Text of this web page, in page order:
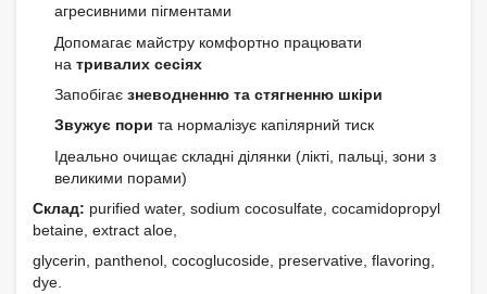
агресивними пігментами
Допомагає майстру комфортно працювати
на тривалих сесіях
Запобігає зневодненню та стягненню шкіри
Звужує пори та нормалізує капілярний тиск
Ідеально очищає складні ділянки (лікті, пальці, зони з
великими порами)
Склад: purified water, sodium cocosulfate, cocamidopropyl
betaine, extract aloe,
glycerin, panthenol, cocoglucoside, preservative, flavoring,
dye.